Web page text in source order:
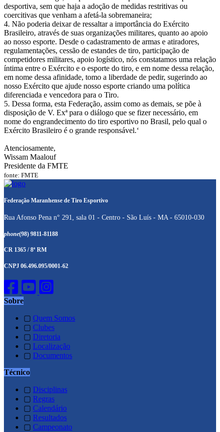
desportiva, sem que haja a adoção de medidas restritivas ou
coercitivas que venham a afetá-la sobremaneira;
4. Não poderia deixar de ressaltar a importância do Exército
Brasileiro, através de suas organizações militares, quanto ao apoio
ao nosso esporte. Desde o cadastramento de armas e atiradores,
regulamentações, cessão de estandes de tiro, participação de
competidores militares, apoio logístico, nós constatamos uma relação
íntima entre o Exército e o esporte do tiro, e em nome dessa relação,
em nome dessa afinidade, tomo a liberdade de pedir, sugerindo ao
nosso Exército que ajude nosso esporte criando uma política
diferenciada e vencedora para o Tiro.
5. Dessa forma, esta Federação, assim como as demais, se põe à
disposição de V. Exª para o diálogo que se fizer necessário, em
nome do engrandecimento do tiro esportivo no Brasil, pelo qual o
Exército Brasileiro é o grande responsável.‘
Atenciosamente,
Wissam Maalouf
Presidente da FMTE
fonte: FMTE
Federação Maranhense de Tiro Esportivo
Rua Afonso Pena n° 291, sala 01 - Centro - São Luís - MA - 65010-030
phone(98) 9811-81188
CR 1365 / 8ª RM
CNPJ 06.496.095/0001-62
Sobre
▢ Quem Somos
▢ Clubes
▢ Diretoria
▢ Localização
▢ Documentos
Técnico
▢ Disciplinas
▢ Regras
▢ Calendário
▢ Resultados
▢ Campeonato